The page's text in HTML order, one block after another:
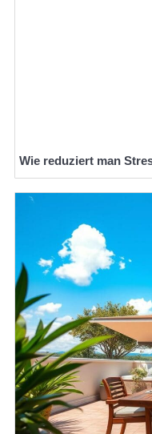
Wie reduziert man